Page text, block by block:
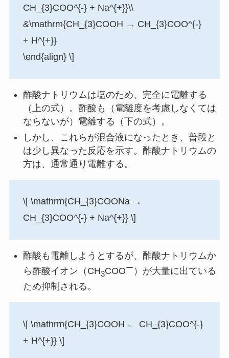
CH_{3}COO^{-} + Na^{+}}\\
&\mathrm{CH_{3}COOH → CH_{3}COO^{-}
+ H^{+}}
\end{align} \]
酢酸ナトリウムは塩のため、完全に電離する
（上の式）。酢酸も（電離度を考慮しなくては
ならないが）電離する（下の式）。
しかし、これらが混合液になったとき、普段と
は少し異なった反応を示す。酢酸ナトリウムの
方は、通常通り電離する。
\[ \mathrm{CH_{3}COONa →
CH_{3}COO^{-} + Na^{+}} \]
酢酸も電離しようとするが、酢酸ナトリウムか
ら酢酸イオン（CH3COOー ）が大量に出ている
ため抑制される。
\[ \mathrm{CH_{3}COOH ← CH_{3}COO^{-}
+ H^{+}} \]